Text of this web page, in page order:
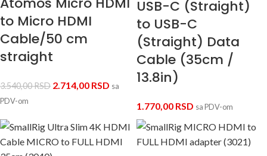
to Micro HDMI
Cable/50 cm
straight
3.540,00RSD 2.714,00 RSD sa
PDV-om
USB-C (Straight)
to USB-C
(Straight) Data
Cable (35cm /
13.8in)
1.770,00 RSD sa PDV-om